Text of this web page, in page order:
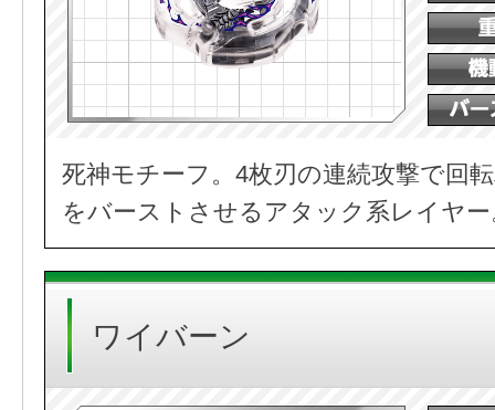
死神モチーフ。4枚刃の連続攻撃で回
をバーストさせるアタック系レイヤー
ワイバーン